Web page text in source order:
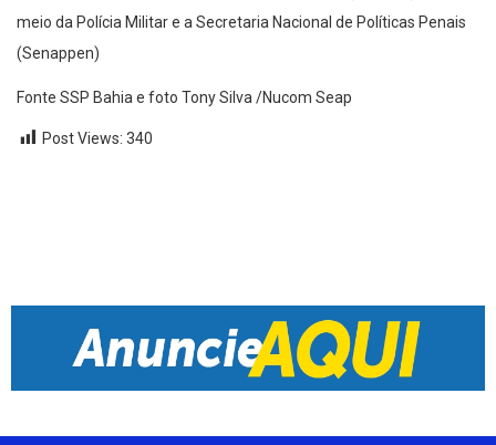
meio da Polícia Militar e a Secretaria Nacional de Políticas Penais
(Senappen)
Fonte SSP Bahia e foto Tony Silva /Nucom Seap
Post Views: 340